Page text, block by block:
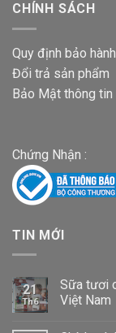
CHÍNH SÁCH
Quy định bảo hành
Đổi trả sản phẩm
Bảo Mật thông tin
Chứng Nhận :
TIN MỚI
21
Th6
Sữa tươi
Việt Nam